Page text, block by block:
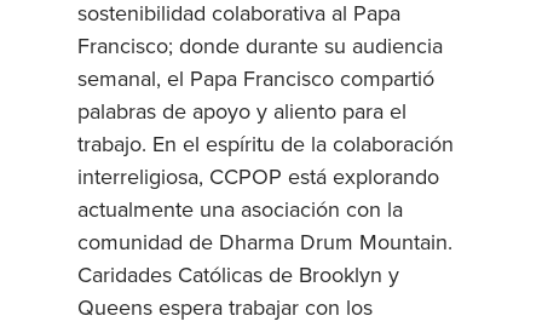
sostenibilidad colaborativa al Papa
Francisco; donde durante su audiencia
semanal, el Papa Francisco compartió
palabras de apoyo y aliento para el
trabajo. En el espíritu de la colaboración
interreligiosa, CCPOP está explorando
actualmente una asociación con la
comunidad de Dharma Drum Mountain.
Caridades Católicas de Brooklyn y
Queens espera trabajar con los